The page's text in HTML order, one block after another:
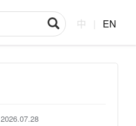
中 EN
2026.07.28